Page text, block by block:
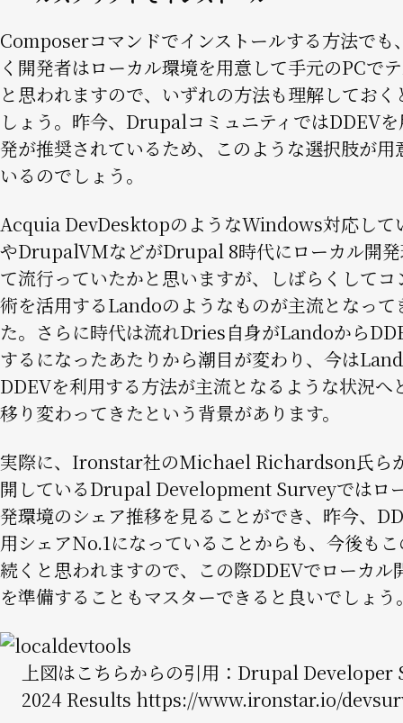
Composerコマンドでインストールする方法でも
く開発者はローカル環境を用意して手元のPCで
と思われますので、いずれの方法も理解しておく
しょう。昨今、DrupalコミュニティではDDEV
発が推奨されているため、このような選択肢が用
いるのでしょう。
Acquia DevDesktopのようなWindows対応して
やDrupalVMなどがDrupal 8時代にローカル開
て流行っていたかと思いますが、しばらくしてコ
術を活用するLandoのようなものが主流となって
た。さらに時代は流れDries自身がLandoから
するになったあたりから潮目が変わり、今は
DDEVを利用する方法が主流となるような状況へ
移り変わってきたという背景があります。
実際に、Ironstar社のMichael Richardson氏ら
開しているDrupal Development Surveyではロ
発環境のシェア推移を見ることができ、昨今、
用シェアNo.1になっていることからも、今後も
続くと思われますので、この際DDEVでローカル
を準備することもマスターできると良いでしょう
Image
上図はこちらからの引用：Drupal Developer
2024 Results https://www.ironstar.io/